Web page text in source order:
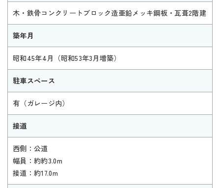
木・鉄骨コンクリートブロック造亜鉛メッキ鋼板・瓦葺2階建
築年月
昭和45年4月（昭和53年3月増築）
駐車スペース
有（ガレージ内）
接道
西側：公道
幅員：約約3.0m
接道：約17.0m